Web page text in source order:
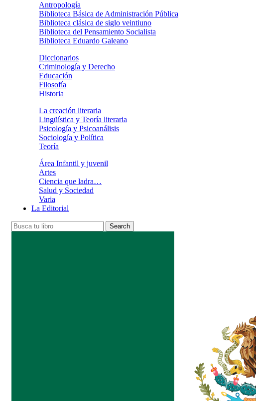
Antropología
Biblioteca Básica de Administración Pública
Biblioteca clásica de siglo veintiuno
Biblioteca del Pensamiento Socialista
Biblioteca Eduardo Galeano
Diccionarios
Criminología y Derecho
Educación
Filosofía
Historia
La creación literaria
Lingüística y Teoría literaria
Psicología y Psicoanálisis
Sociología y Política
Teoría
Área Infantil y juvenil
Artes
Ciencia que ladra…
Salud y Sociedad
Varia
La Editorial
Search